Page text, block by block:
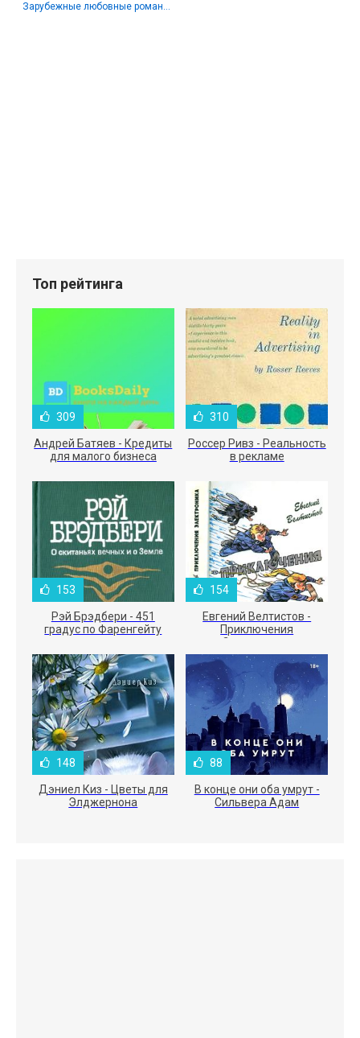
Зарубежные любовные романы / Исторические любовные романы
Топ рейтинга
309
Андрей Батяев - Кредиты
для малого бизнеса
310
Россер Ривз - Реальность
в рекламе
153
Рэй Брэдбери - 451
градус по Фаренгейту
154
Евгений Велтистов -
Приключения
Электроника
148
Дэниел Киз - Цветы для
Элджернона
88
В конце они оба умрут -
Сильвера Адам